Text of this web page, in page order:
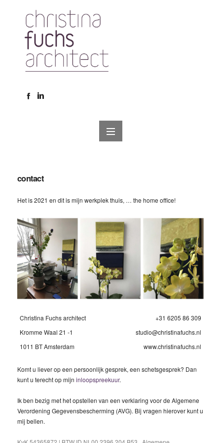
contact
Het is 2021 en dit is mijn werkplek thuis, … the home office!
Christina Fuchs architect
+31 6205 86 309
Kromme Waal 21 -1
studio@christinafuchs.nl
1011 BT Amsterdam
www.christinafuchs.nl
Komt u liever op een persoonlijk gesprek, een schetsgesprek? Dan
kunt u terecht op mijn inloopspreekuur.
Ik ben bezig met het opstellen van een verklaring voor de Algemene
Verordening Gegevensbescherming (AVG). Bij vragen hierover kunt u
mij bellen.